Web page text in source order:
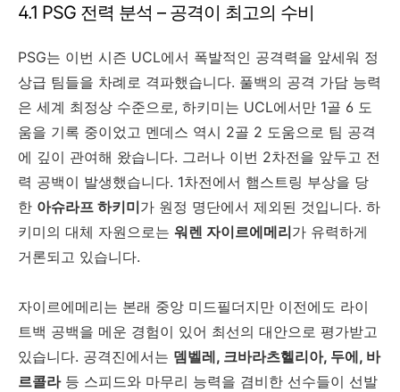
4.1 PSG 전력 분석 – 공격이 최고의 수비
PSG는 이번 시즌 UCL에서 폭발적인 공격력을 앞세워 정
상급 팀들을 차례로 격파했습니다. 풀백의 공격 가담 능력
은 세계 최정상 수준으로, 하키미는 UCL에서만 1골 6 도
움을 기록 중이었고 멘데스 역시 2골 2 도움으로 팀 공격
에 깊이 관여해 왔습니다. 그러나 이번 2차전을 앞두고 전
력 공백이 발생했습니다. 1차전에서 햄스트링 부상을 당
한 아슈라프 하키미가 원정 명단에서 제외된 것입니다. 하
키미의 대체 자원으로는 워렌 자이르에메리가 유력하게
거론되고 있습니다.
자이르에메리는 본래 중앙 미드필더지만 이전에도 라이
트백 공백을 메운 경험이 있어 최선의 대안으로 평가받고
있습니다. 공격진에서는 뎀벨레, 크바라츠헬리아, 두에, 바
르콜라등 스피드와 마무리 능력을 겸비한 선수들이 선발